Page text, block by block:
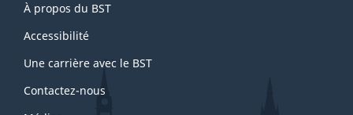
this
site
À propos du BST
Accessibilité
Une carrière avec le BST
Contactez-nous